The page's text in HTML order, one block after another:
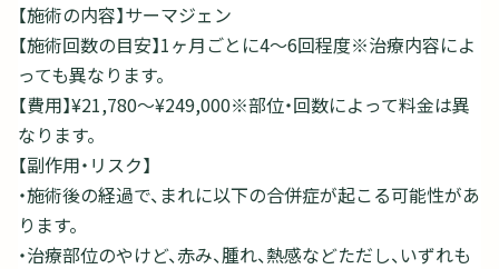
【施術の内容】サーマジェン
【施術回数の目安】1ヶ月ごとに4～6回程度※治療内容によ
っても異なります。
【費用】¥21,780〜¥249,000※部位・回数によって料金は異
なります。
【副作用・リスク】
・施術後の経過で、まれに以下の合併症が起こる可能性があ
ります。
・治療部位のやけど、赤み、腫れ、熱感などただし、いずれも